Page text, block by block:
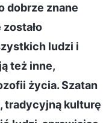
dobrze znane
ludzi i
też inne,
życia. Szatan
tradycyjną kulturę